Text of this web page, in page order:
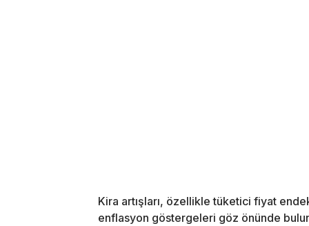
Kira artışları, özellikle tüketici fiyat
enflasyon göstergeleri göz önünde